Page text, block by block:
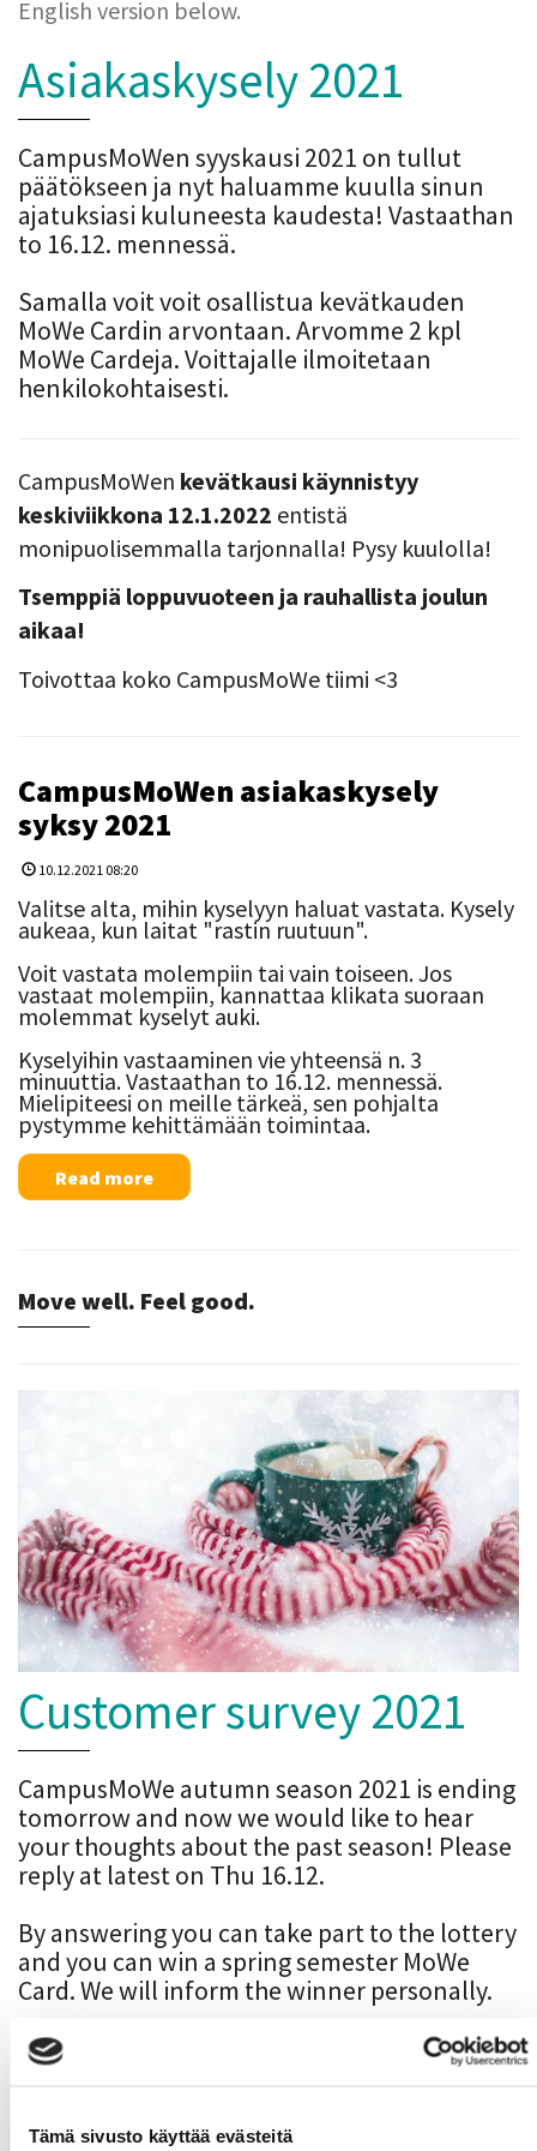
Tämä sivusto käyttää evästeitä
English version below.
Asiakaskysely 2021
CampusMoWen syyskausi 2021 on tullut
päätökseen ja nyt haluamme kuulla sinun
ajatuksiasi kuluneesta kaudesta! Vastaathan
to 16.12. mennessä.
Samalla voit voit osallistua kevätkauden
MoWe Cardin arvontaan. Arvomme 2 kpl
MoWe Cardeja. Voittajalle ilmoitetaan
henkilokohtaisesti.
CampusMoWen kevätkausi käynnistyy
keskiviikkona 12.1.2022 entistä
monipuolisemmalla tarjonnalla! Pysy kuulolla!
Tsemppiä loppuvuoteen ja rauhallista joulun
aikaa!
Toivottaa koko CampusMoWe tiimi <3
CampusMoWen asiakaskysely
syksy 2021
10.12.2021 08:20
Valitse alta, mihin kyselyyn haluat vastata. Kysely
aukeaa, kun laitat "rastin ruutuun".
Voit vastata molempiin tai vain toiseen. Jos
vastaat molempiin, kannattaa klikata suoraan
molemmat kyselyt auki.
Kyselyihin vastaaminen vie yhteensä n. 3
minuuttia. Vastaathan to 16.12. mennessä.
Mielipiteesi on meille tärkeä, sen pohjalta
pystymme kehittämään toimintaa.
Read more
Move well. Feel good.
Customer survey 2021
CampusMoWe autumn season 2021 is ending
tomorrow and now we would like to hear
your thoughts about the past season! Please
reply at latest on Thu 16.12.
By answering you can take part to the lottery
and you can win a spring semester MoWe
Card. We will inform the winner personally.